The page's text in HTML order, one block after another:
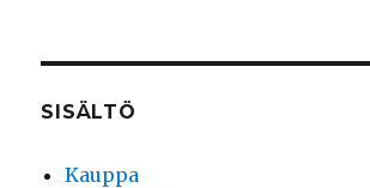
SISÄLTÖ
Kauppa